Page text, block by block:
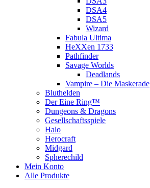
DSA4
DSA5
Wizard
Fabula Ultima
HeXXen 1733
Pathfinder
Savage Worlds
Deadlands
Vampire – Die Maskerade
Bluthelden
Der Eine Ring™
Dungeons & Dragons
Gesellschaftsspiele
Halo
Herocraft
Midgard
Spherechild
Mein Konto
Alle Produkte